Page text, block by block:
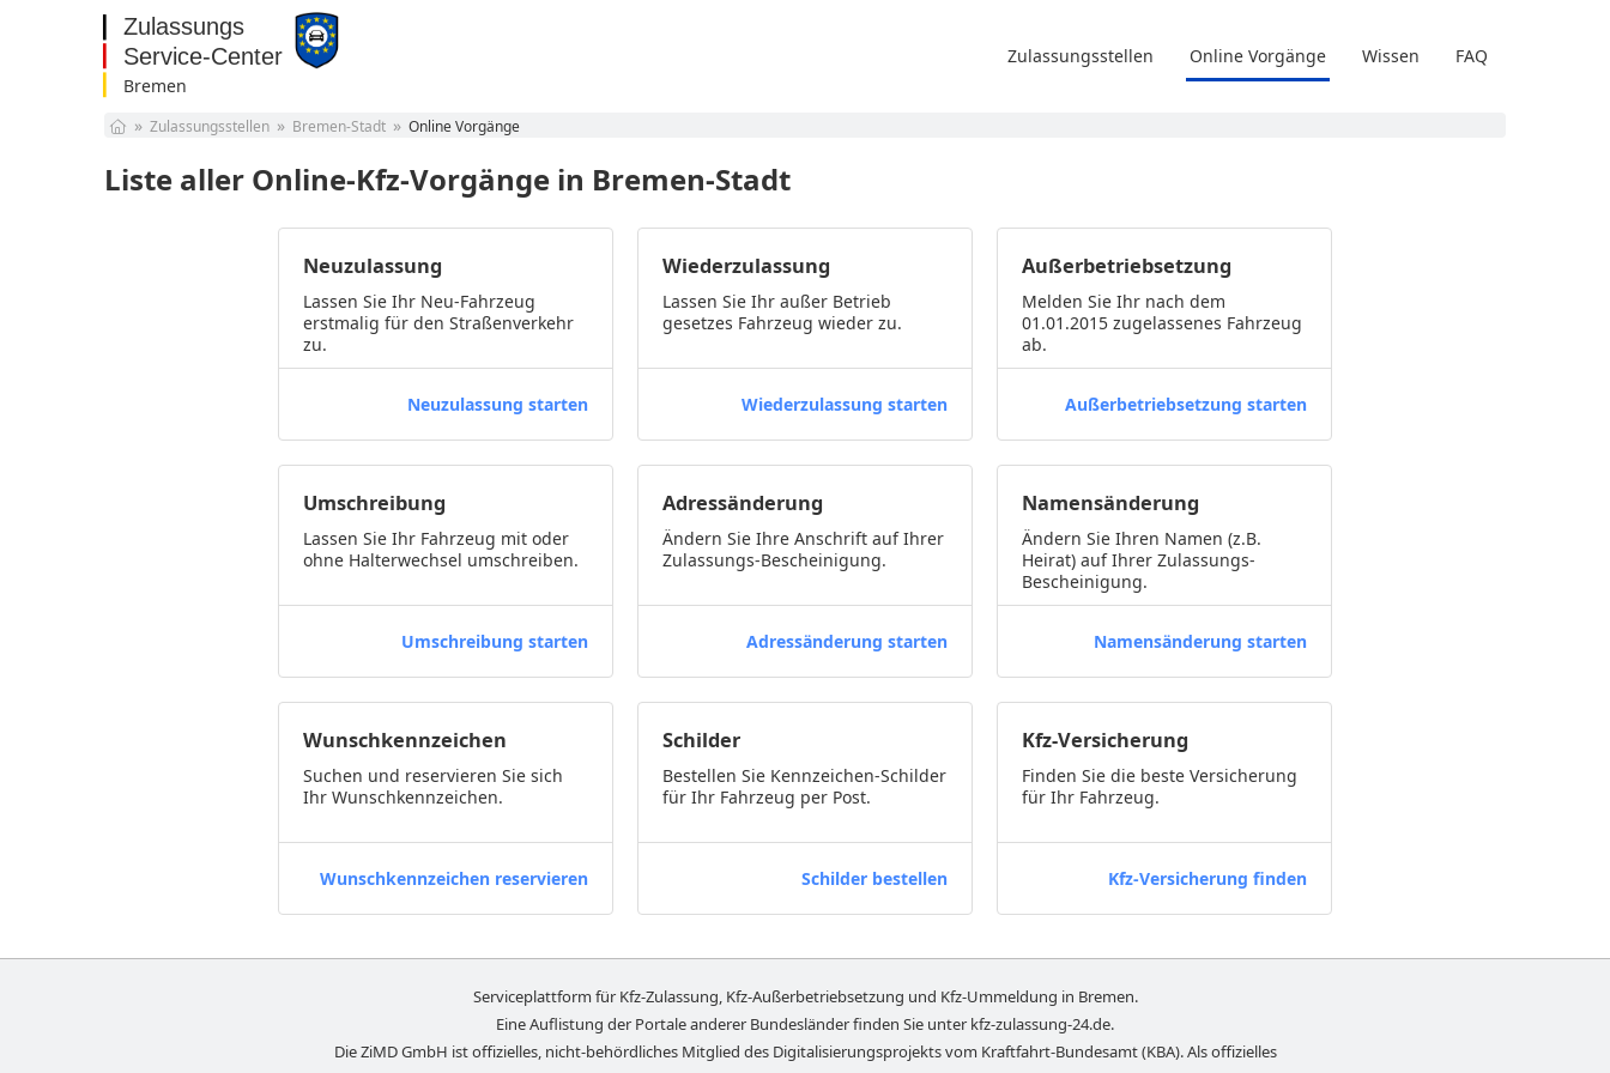
Bremen
Bayern
Berlin
Brandenburg
Nordrhein-Westfalen
Rheinland-Pfalz
Zulassungsstellen Online Vorgänge Wissen FAQ
Zulassungsstellen Bremen-Stadt Online Vorgänge
Liste aller Online-Kfz-Vorgänge in Bremen-Stadt
Neuzulassung
Lassen Sie Ihr Neu-Fahrzeug
erstmalig für den Straßenverkehr
zu.
Neuzulassung starten
Wiederzulassung
Lassen Sie Ihr außer Betrieb
gesetzes Fahrzeug wieder zu.
Wiederzulassung starten
Außerbetriebsetzung
Melden Sie Ihr nach dem
01.01.2015 zugelassenes Fahrzeug
ab.
Außerbetriebsetzung starten
Umschreibung
Lassen Sie Ihr Fahrzeug mit oder
ohne Halterwechsel umschreiben.
Umschreibung starten
Adressänderung
Ändern Sie Ihre Anschrift auf Ihrer
Zulassungs-Bescheinigung.
Adressänderung starten
Namensänderung
Ändern Sie Ihren Namen (z.B.
Heirat) auf Ihrer Zulassungs-
Bescheinigung.
Namensänderung starten
Wunschkennzeichen
Suchen und reservieren Sie sich
Ihr Wunschkennzeichen.
Wunschkennzeichen reservieren
Schilder
Bestellen Sie Kennzeichen-Schilder
für Ihr Fahrzeug per Post.
Schilder bestellen
Kfz-Versicherung
Finden Sie die beste Versicherung
für Ihr Fahrzeug.
Kfz-Versicherung finden
Serviceplattform für Kfz-Zulassung, Kfz-Außerbetriebsetzung und Kfz-Ummeldung in Bremen.
Eine Auflistung der Portale anderer Bundesländer finden Sie unter kfz-zulassung-24.de.
Die ZiMD GmbH ist offizielles, nicht-behördliches Mitglied des Digitalisierungsprojekts vom Kraftfahrt-Bundesamt (KBA). Als offizielles